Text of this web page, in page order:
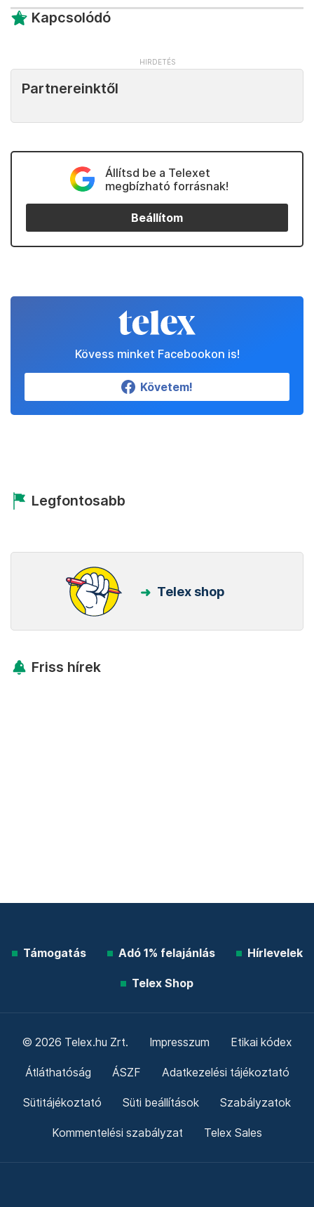
Kapcsolódó
Partnereinktől
Állítsd be a Telexet
megbízható forrásnak!
Beállítom
Kövess minket Facebookon is!
Követem!
Legfontosabb
Telex shop
Friss hírek
Támogatás Adó 1% felajánlás Hírlevelek
Telex Shop
© 2026 Telex.hu Zrt. Impresszum Etikai kódex
Átláthatóság ÁSZF Adatkezelési tájékoztató
Sütitájékoztató Süti beállítások Szabályzatok
Kommentelési szabályzat Telex Sales